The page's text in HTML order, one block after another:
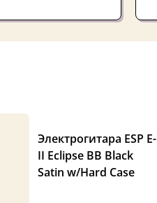
Электрогитара ESP E-
II Eclipse BB Black
Satin w/Hard Case